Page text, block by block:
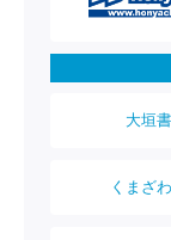
大垣
くまざ